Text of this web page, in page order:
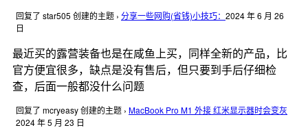
回复了 star505 创建的主题 › 分享一些网购(省钱)小技巧： 2024 年 6 月 26
日
最近买的露营装备也是在咸鱼上买，同样全新的产品，比
官方便宜很多，缺点是没有售后，但只要到手后仔细检
查，后面一般都没什么问题
回复了 mcryeasy 创建的主题 › MacBook Pro M1 外接 红米显示器时会变灰
2024 年 5 月 23 日